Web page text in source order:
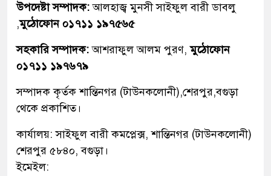
উপদেষ্টা সম্পাদক:আলহাজ্ব মুনসী সাইফুল বারী ডাবলু
,মুঠোফোন ০১৭১১ ১৯৭৫৬৫
সহকারি সম্পাদক:আশরাফুল আলম পুরণ,মুঠোফোন
০১৭১১ ১৯৭৬৭৯
সম্পাদক কৃর্তক শান্তিনগর (টাউনকলোনী),শেরপুর,বগুড়া
থেকে প্রকাশিত।
কার্যালয়: সাইফুল বারী কমপ্লেক্স, শান্তিনগর (টাউনকলোনী)
শেরপুর ৫৮৪০, বগুড়া।
ইমেইল: